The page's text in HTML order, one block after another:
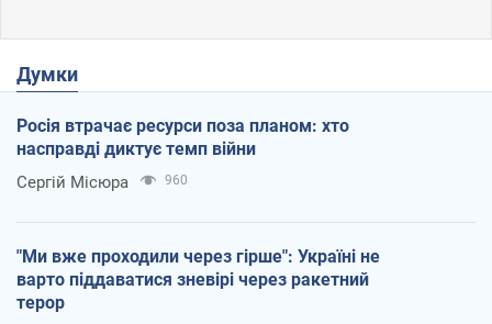
Думки
Росія втрачає ресурси поза планом: хто
насправді диктує темп війни
Сергій Місюра 960
"Ми вже проходили через гірше": Україні не
варто піддаватися зневірі через ракетний
терор